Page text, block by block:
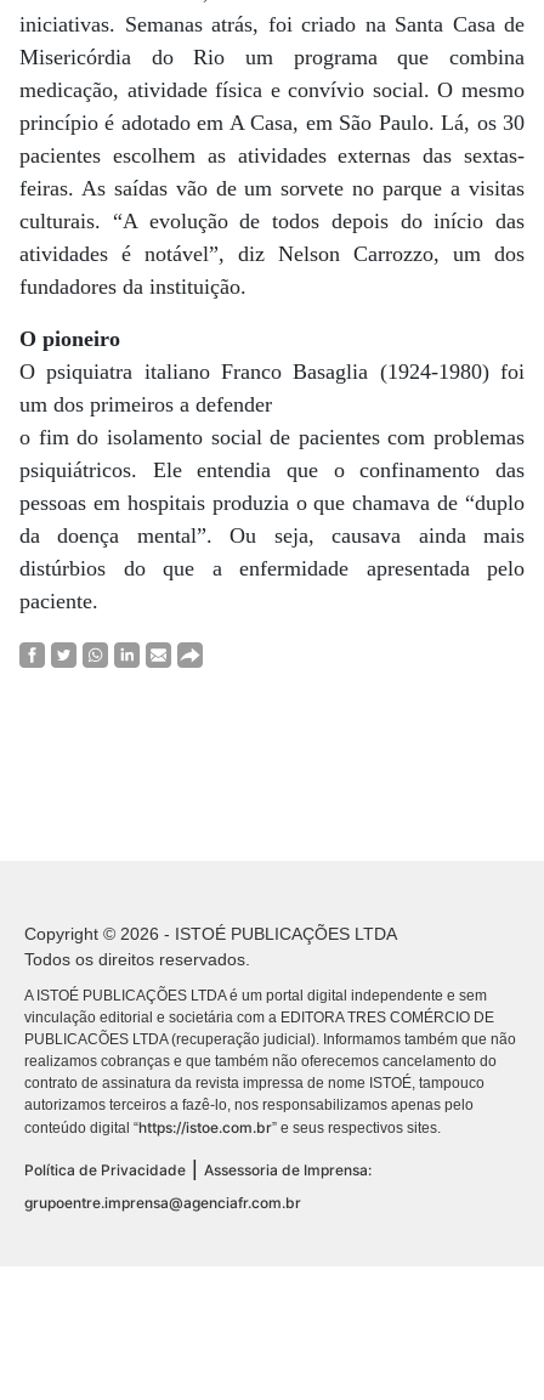
iniciativas. Semanas atrás, foi criado na Santa Casa de
Misericórdia do Rio um programa que combina
medicação, atividade física e convívio social. O mesmo
princípio é adotado em A Casa, em São Paulo. Lá, os 30
pacientes escolhem as atividades externas das sextas-
feiras. As saídas vão de um sorvete no parque a visitas
culturais. “A evolução de todos depois do início das
atividades é notável”, diz Nelson Carrozzo, um dos
fundadores da instituição.
O pioneiro
O psiquiatra italiano Franco Basaglia (1924-1980) foi
um dos primeiros a defender
o fim do isolamento social de pacientes com problemas
psiquiátricos. Ele entendia que o confinamento das
pessoas em hospitais produzia o que chamava de “duplo
da doença mental”. Ou seja, causava ainda mais
distúrbios do que a enfermidade apresentada pelo
paciente.
Copyright © 2026 - ISTOÉ PUBLICAÇÕES LTDA
Todos os direitos reservados.
A ISTOÉ PUBLICAÇÕES LTDA é um portal digital independente e sem
vinculação editorial e societária com a EDITORA TRES COMÉRCIO DE
PUBLICACÕES LTDA (recuperação judicial). Informamos também que não
realizamos cobranças e que também não oferecemos cancelamento do
contrato de assinatura da revista impressa de nome ISTOÉ, tampouco
autorizamos terceiros a fazê-lo, nos responsabilizamos apenas pelo
conteúdo digital “https://istoe.com.br” e seus respectivos sites.
Política de Privacidade
Assessoria de Imprensa:
grupoentre.imprensa@agenciafr.com.br